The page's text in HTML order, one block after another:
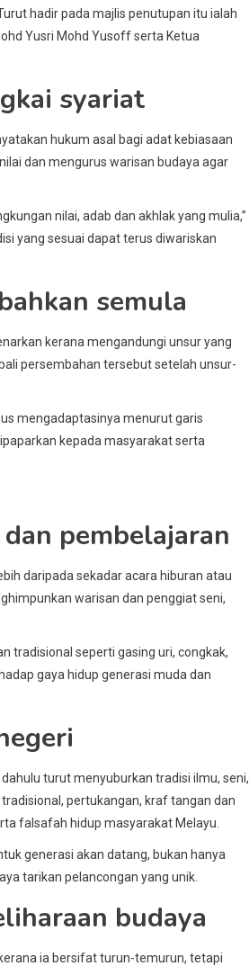
hadir pada majlis penutupan itu ialah
Yusri Mohd Yusoff serta Ketua
syariat
hukum asal bagi adat kebiasaan
dan mengurus warisan budaya agar
nilai, adab dan akhlak yang mulia,”
yang sesuai dapat terus diwariskan
semula
kerana mengandungi unsur yang
persembahan tersebut setelah unsur-
mengadaptasinya menurut garis
kepada masyarakat serta
pembelajaran
daripada sekadar acara hiburan atau
warisan dan penggiat seni,
tradisional seperti gasing uri, congkak,
gaya hidup generasi muda dan
turut menyuburkan tradisi ilmu, seni,
pertukangan, kraf tangan dan
falsafah hidup masyarakat Melayu.
generasi akan datang, bukan hanya
tarikan pelancongan yang unik.
budaya
ia bersifat turun-temurun, tetapi